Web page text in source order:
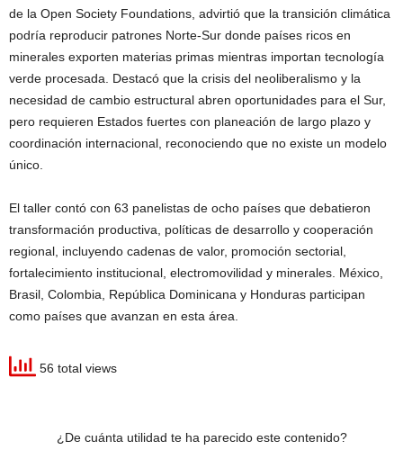
de la Open Society Foundations, advirtió que la transición climática
podría reproducir patrones Norte-Sur donde países ricos en
minerales exporten materias primas mientras importan tecnología
verde procesada. Destacó que la crisis del neoliberalismo y la
necesidad de cambio estructural abren oportunidades para el Sur,
pero requieren Estados fuertes con planeación de largo plazo y
coordinación internacional, reconociendo que no existe un modelo
único.
El taller contó con 63 panelistas de ocho países que debatieron
transformación productiva, políticas de desarrollo y cooperación
regional, incluyendo cadenas de valor, promoción sectorial,
fortalecimiento institucional, electromovilidad y minerales. México,
Brasil, Colombia, República Dominicana y Honduras participan
como países que avanzan en esta área.
56 total views
¿De cuánta utilidad te ha parecido este contenido?